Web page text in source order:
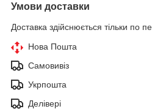
Умови доставки
Доставка здійснюється тільки по
Нова Пошта
Самовивіз
Укрпошта
Делівері